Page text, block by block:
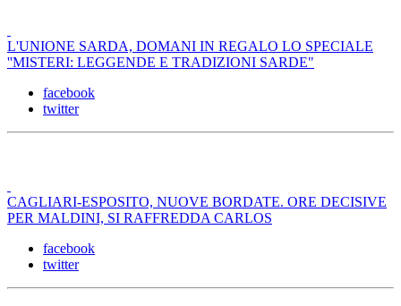
L'UNIONE SARDA, DOMANI IN REGALO LO SPECIALE
''MISTERI: LEGGENDE E TRADIZIONI SARDE"
facebook
twitter
CAGLIARI-ESPOSITO, NUOVE BORDATE. ORE DECISIVE
PER MALDINI, SI RAFFREDDA CARLOS
facebook
twitter